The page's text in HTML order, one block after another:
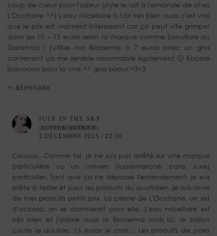
coup de cœur pour l'odeur (style le lait à l'amande de chez
L'Occitane ^^) L'eau Micellaire à l'air très bien aussi c'est vrai
que le prix est vraiment intéressant car ça peut vite grimper
dans les 10 – 15 euros selon la marque comme Sanoflore ou
Garancia ! j'utilise ma Bioderma à 7 euros avec un gros
contenant ça me semble raisonnable également 🙂 Encore
bravoooo pour la une ^^ gros bisous <3<3
RÉPONDRE
JULY IN THE SKY
AUTEUR/AUTRICE
3 DÉCEMBRE 2015 / 22:30
Coucou. Comme toi, je ne suis pas arrêté sur une marque
particulière ou un univers (supermarché, para, luxe)
particulier. Tant que ça ne dépasse l'entendement, je suis
prête à tester et pour les produits du quotidien, je suis ravie
de mes produits petits prix. La crème de L'Occitane, on est
d'accord, on se damnerait pour elle. L'eau micellaire est
très bien et j'adore aussi la Bioderma mais ici, le bidon
coute le double, 16 euros je crois… Les produits de para